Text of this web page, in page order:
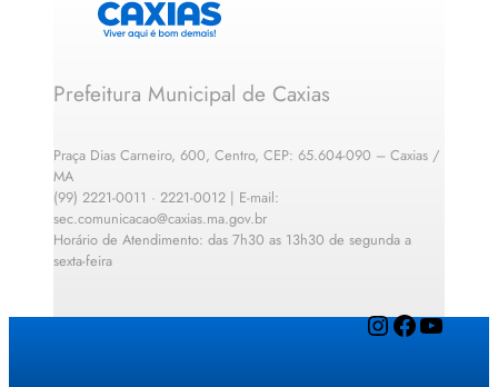
Prefeitura Municipal de Caxias
Praça Dias Carneiro, 600, Centro, CEP: 65.604-090 – Caxias /
MA
(99) 2221-0011 · 2221-0012 | E-mail:
sec.comunicacao@caxias.ma.gov.br
Horário de Atendimento: das 7h30 as 13h30 de segunda a
sexta-feira
InstagramFacebook YouTube